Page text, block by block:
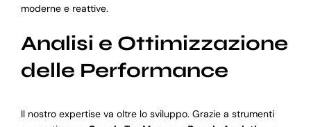
moderne e reattive.
Analisi e Ottimizzazione
delle Performance
Il nostro expertise va oltre lo sviluppo. Grazie a strumenti